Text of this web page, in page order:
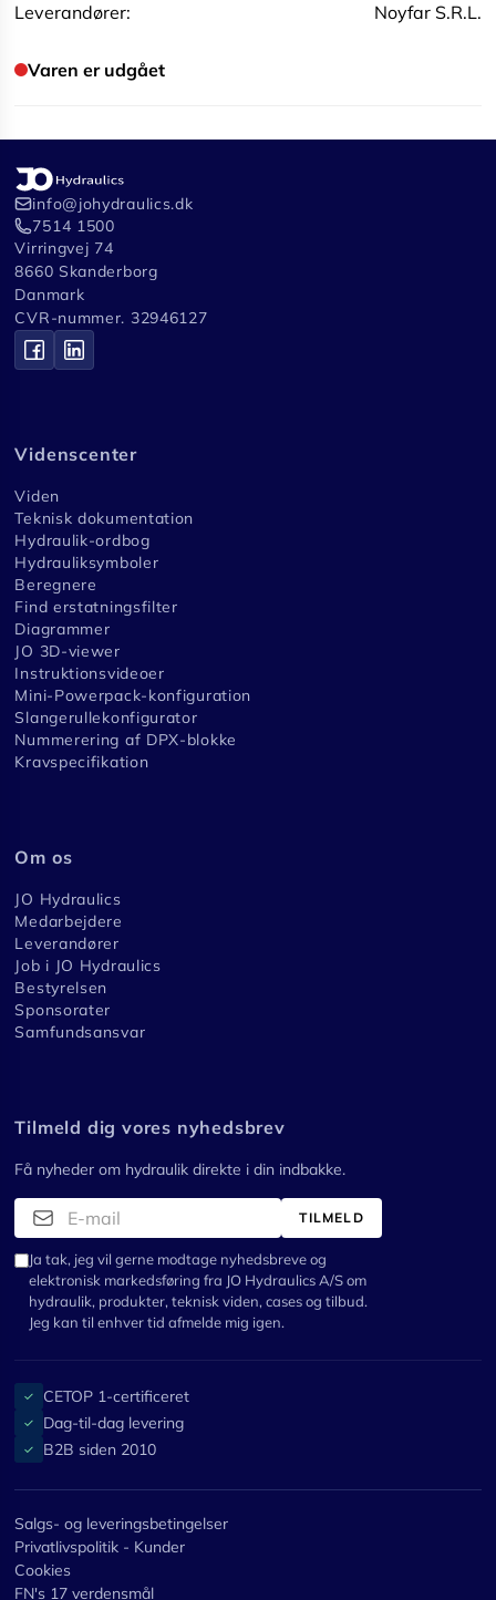
Leverandører:
Noyfar S.R.L.
Varen er udgået
info@johydraulics.dk
7514 1500
Virringvej 74
8660 Skanderborg
Danmark
CVR-nummer. 32946127
Videnscenter
Viden
Teknisk dokumentation
Hydraulik-ordbog
Hydrauliksymboler
Beregnere
Find erstatningsfilter
Diagrammer
JO 3D-viewer
Instruktionsvideoer
Mini-Powerpack-konfiguration
Slangerullekonfigurator
Nummerering af DPX-blokke
Kravspecifikation
Om os
JO Hydraulics
Medarbejdere
Leverandører
Job i JO Hydraulics
Bestyrelsen
Sponsorater
Samfundsansvar
Tilmeld dig vores nyhedsbrev
Få nyheder om hydraulik direkte i din indbakke.
TILMELD
Ja tak, jeg vil gerne modtage nyhedsbreve og
elektronisk markedsføring fra JO Hydraulics A/S om
hydraulik, produkter, teknisk viden, cases og tilbud.
Jeg kan til enhver tid afmelde mig igen.
✓ CETOP 1-certificeret
✓ Dag-til-dag levering
✓ B2B siden 2010
Salgs- og leveringsbetingelser
Privatlivspolitik - Kunder
Cookies
FN's 17 verdensmål